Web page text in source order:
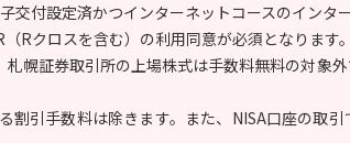
付設定済かつインターネットコースのインタ
Rクロスを含む）の利用同意が必須となります。
幌証券取引所の上場株式は手数料無料の対象外
引手数料は除きます。また、NISA口座の取